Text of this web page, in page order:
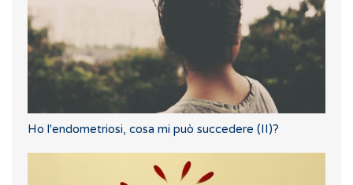
Ho l'endometriosi, cosa mi può succedere (II)?